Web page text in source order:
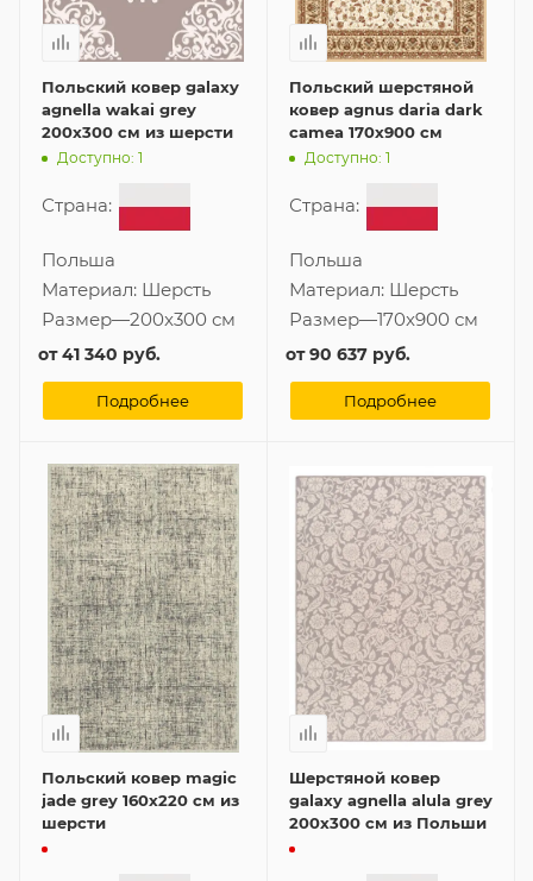
Польский ковер galaxy
agnella wakai grey
200x300 см из шерсти
Доступно: 1
Страна:
Польша
Материал: Шерсть
Размер—200x300 см
от41 340 руб.
Подробнее
Польский шерстяной
ковер agnus daria dark
camea 170x900 см
Доступно: 1
Страна:
Польша
Материал: Шерсть
Размер—170x900 см
от90 637 руб.
Подробнее
Польский ковер magic
jade grey 160x220 см из
шерсти
Шерстяной ковер
galaxy agnella alula grey
200x300 см из Польши